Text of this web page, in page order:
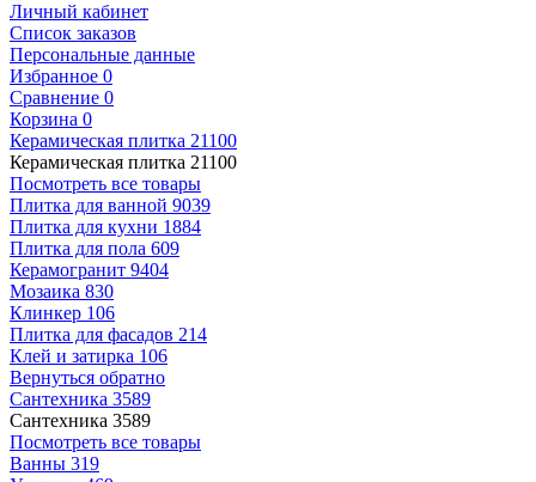
Личный кабинет
Список заказов
Персональные данные
Избранное 0
Сравнение 0
Корзина 0
Керамическая плитка 21100
Керамическая плитка 21100
Посмотреть все товары
Плитка для ванной 9039
Плитка для кухни 1884
Плитка для пола 609
Керамогранит 9404
Мозаика 830
Клинкер 106
Плитка для фасадов 214
Клей и затирка 106
Вернуться обратно
Сантехника 3589
Сантехника 3589
Посмотреть все товары
Ванны 319